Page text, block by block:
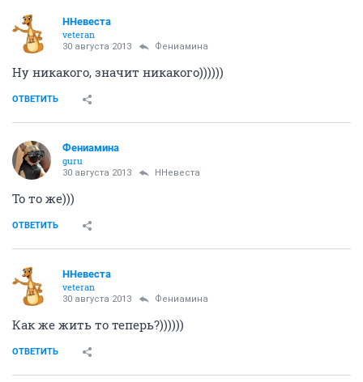
ННевеста
veteran
30 августа 2013 Фениамина
Ну никакого, значит никакого))))))
ОТВЕТИТЬ
Фениамина
guru
30 августа 2013 ННевеста
То то же)))
ОТВЕТИТЬ
ННевеста
veteran
30 августа 2013 Фениамина
Как же жить то теперь?))))))
ОТВЕТИТЬ